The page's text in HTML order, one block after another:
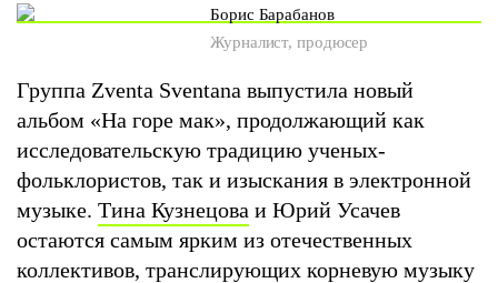
Борис Барабанов
Журналист, продюсер
Группа Zventa Sventana выпустила новый
альбом «На горе мак», продолжающий как
исследовательскую традицию ученых-
фольклористов, так и изыскания в электронной
музыке. Тина Кузнецова и Юрий Усачев
остаются самым ярким из отечественных
коллективов, транслирующих корневую музыку